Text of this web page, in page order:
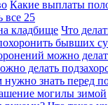
Какие выплаты
все 25
кладбище Что
бывших
можно
делать
знать перед
могилы зимой